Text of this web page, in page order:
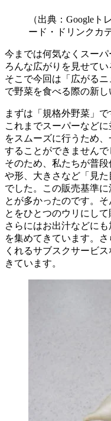
（出典：Google
ード・ドリンクカ
今までは何気なくスー
ろんな広がりを見せてい
そこで今回は「広がる
で野菜を食べる際の新し
まずは「規格外野菜」で
これまでスーパーなど
をスムーズに行うため
することができませんで
そのため、私たちが普
や形、大きさなど「見
でした。この販売基準
とが多かったのです。
とをひとつのウリにし
さらにはお出汁などに
を集めてきています。
くれるサブスクサービ
きています。